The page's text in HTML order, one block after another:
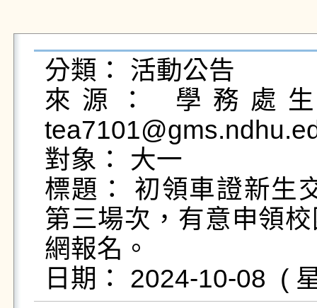
分類： 活動公告
來源： 學務處
對象： 大一
標題： 初領車證新生
第三場次，有意申領
網報名。